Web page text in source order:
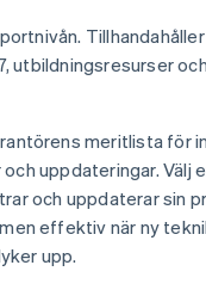
utbildningsresurser
meritlista för
uppdateringar. Välj
och uppdaterar sin
effektiv när ny
upp.